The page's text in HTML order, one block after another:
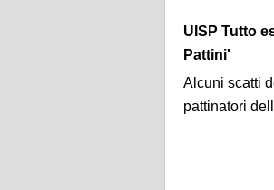
UISP Tutto
Pattini'
Alcuni scatti
pattinatori